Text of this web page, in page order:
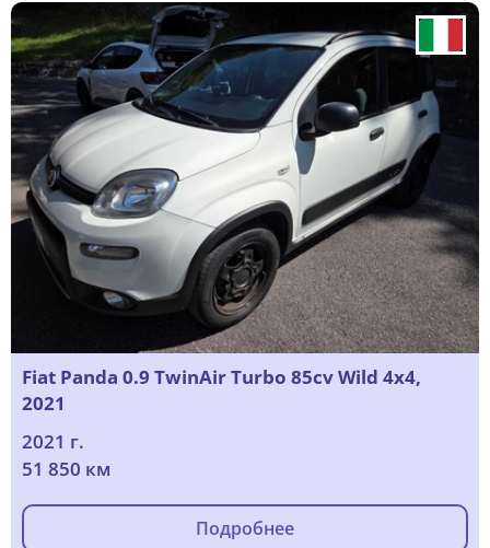
Fiat Panda 0.9 TwinAir Turbo 85cv Wild 4x4,
2021
2021 г.
51 850 км
Подробнее